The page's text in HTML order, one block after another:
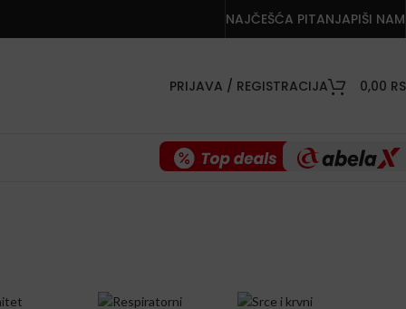
NAJČEŠĆA PITANJAPIŠI NAM
PRIJAVA / REGISTRACIJA 0,00